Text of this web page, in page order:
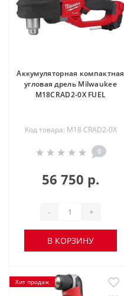
Аккумуляторная компактная
угловая дрель Milwaukee
M18CRAD2-0X FUEL
Код товара: M18 CRAD2-0X
0
56 750 р.
- +
В КОРЗИНУ
Хит продаж